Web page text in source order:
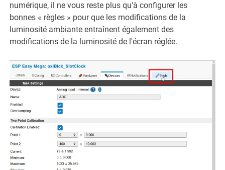
numérique, il ne vous reste plus qu'à configurer les
bonnes « règles » pour que les modifications de la
luminosité ambiante entraînent également des
modifications de la luminosité de l'écran réglée.